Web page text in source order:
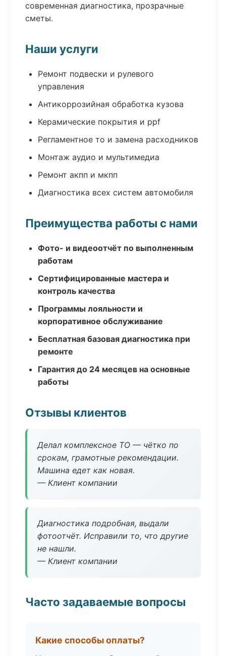
современная диагностика, прозрачные
сметы.
Наши услуги
Ремонт подвески и рулевого
управления
Антикоррозийная обработка кузова
Керамические покрытия и ppf
Регламентное то и замена расходников
Монтаж аудио и мультимедиа
Ремонт акпп и мкпп
Диагностика всех систем автомобиля
Преимущества работы с нами
Фото- и видеоотчёт по выполненным
работам
Сертифицированные мастера и
контроль качества
Программы лояльности и
корпоративное обслуживание
Бесплатная базовая диагностика при
ремонте
Гарантия до 24 месяцев на основные
работы
Отзывы клиентов
Делал комплексное ТО — чётко по
срокам, грамотные рекомендации.
Машина едет как новая.
— Клиент компании
Диагностика подробная, выдали
фотоотчёт. Исправили то, что другие
не нашли.
— Клиент компании
Часто задаваемые вопросы
Какие способы оплаты?